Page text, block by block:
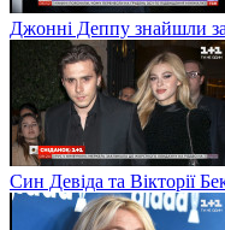
Джонні Деппу знайшли
Син Девіда та Вікторії